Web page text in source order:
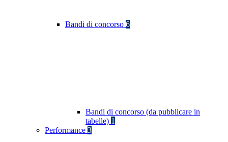
Bandi di concorso 6
Bandi di concorso (da pubblicare in
tabelle) 1
Performance 3